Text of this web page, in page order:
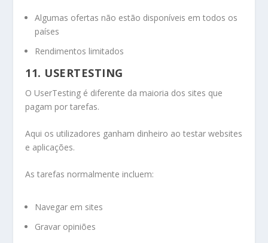
Algumas ofertas não estão disponíveis em todos os
países
Rendimentos limitados
11. USERTESTING
O UserTesting é diferente da maioria dos sites que
pagam por tarefas.
Aqui os utilizadores ganham dinheiro ao testar websites
e aplicações.
As tarefas normalmente incluem:
Navegar em sites
Gravar opiniões